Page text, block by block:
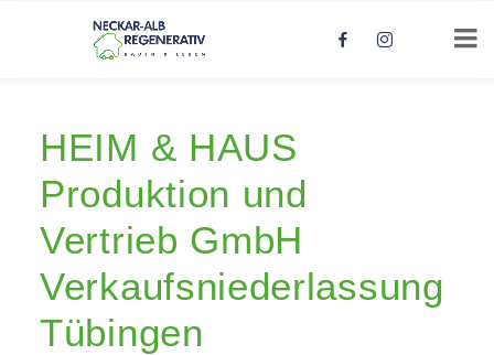
HEIM & HAUS
Produktion und
Vertrieb GmbH
Verkaufsniederlassung
Tübingen